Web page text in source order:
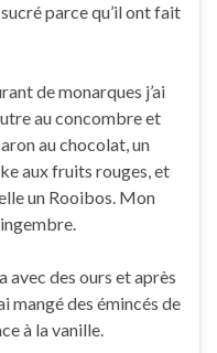
parce qu’il ont fait
de monarques j’ai
au concombre et
au chocolat, un
aux fruits rouges, et
un Rooibos. Mon
avec des ours et après
mangé des émincés de
à la vanille.